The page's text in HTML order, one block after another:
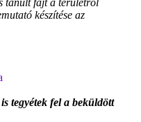
tanult fajt a területről
készítése az
tegyétek fel a beküldött